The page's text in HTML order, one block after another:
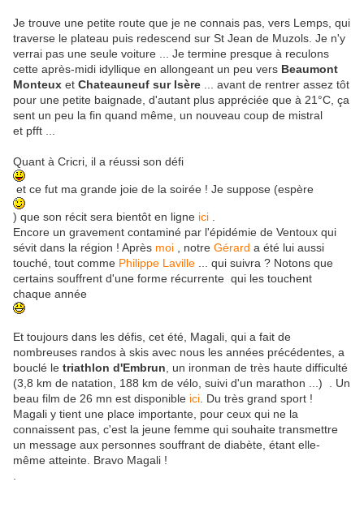
Je trouve une petite route que je ne connais pas, vers Lemps, qui
traverse le plateau puis redescend sur St Jean de Muzols. Je n'y
verrai pas une seule voiture ... Je termine presque à reculons
cette après-midi idyllique en allongeant un peu vers Beaumont
Monteux et Chateauneuf sur Isère ... avant de rentrer assez tôt
pour une petite baignade, d'autant plus appréciée que à 21°C, ça
sent un peu la fin quand même, un nouveau coup de mistral
et pfft ...
Quant à Cricri, il a réussi son défi
et ce fut ma grande joie de la soirée ! Je suppose (espère
) que son récit sera bientôt en ligne ici
Encore un gravement contaminé par l'épidémie de Ventoux qui
sévit dans la région ! Après moi , notre Gérard a été lui aussi
touché, tout comme Philippe Laville ... qui suivra ? Notons que
certains souffrent d'une forme récurrente qui les touchent
chaque année
Et toujours dans les défis, cet été, Magali, qui a fait de
nombreuses randos à skis avec nous les années précédentes, a
bouclé le triathlon d'Embrun , un ironman de très haute difficulté
(3,8 km de natation, 188 km de vélo, suivi d'un marathon ...) . Un
beau film de 26 mn est disponible ici . Du très grand sport !
Magali y tient une place importante, pour ceux qui ne la
connaissent pas, c'est la jeune femme qui souhaite transmettre
un message aux personnes souffrant de diabète, étant elle-
même atteinte. Bravo Magali !